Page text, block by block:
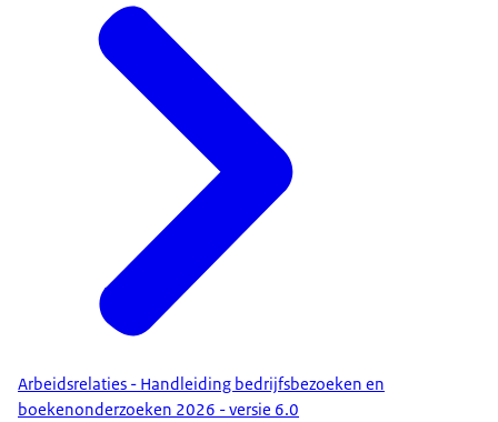
Arbeidsrelaties - Handleiding bedrijfsbezoeken en
boekenonderzoeken 2026 - versie 6.0